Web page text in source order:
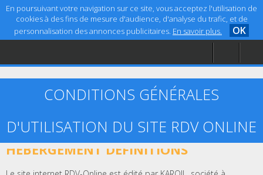
En poursuivant votre navigation sur ce site, vous acceptez l'utilisation de
cookies à des fins de mesure d'audience, d'analyse du trafic, et de
personnalisation des annonces publicitaires. En savoir plus. OK
Accueil
Aide
CONDITIONS GÉNÉRALES
D'UTILISATION DU SITE RDV ONLINE
ARTICLE 1 – ÉDITEUR, CRÉATION ET
HÉBERGEMENT DÉFINITIONS